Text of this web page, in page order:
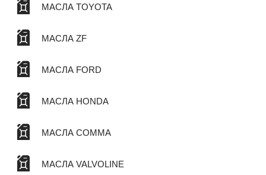
МАСЛА TOYOTA
МАСЛА ZF
МАСЛА FORD
МАСЛА HONDA
МАСЛА COMMA
МАСЛА VALVOLINE